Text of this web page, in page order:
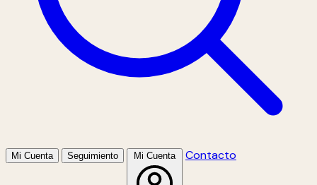
Mi Cuenta Seguimiento Mi Cuenta Contacto